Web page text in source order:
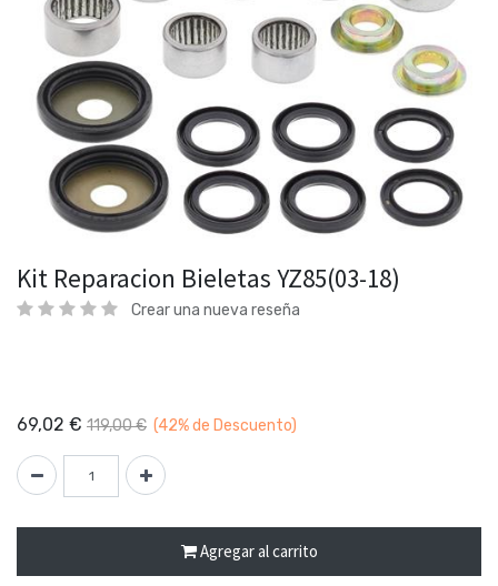
Kit Reparacion Bieletas YZ85(03-18)
Crear una nueva reseña
69,02 € 119,00€ (42%de Descuento)
Agregar al carrito